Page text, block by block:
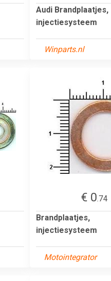
Audi Brandplaatjes,
injectiesysteem
Winparts.nl
€ 0.74
Brandplaatjes,
injectiesysteem
Motointegrator